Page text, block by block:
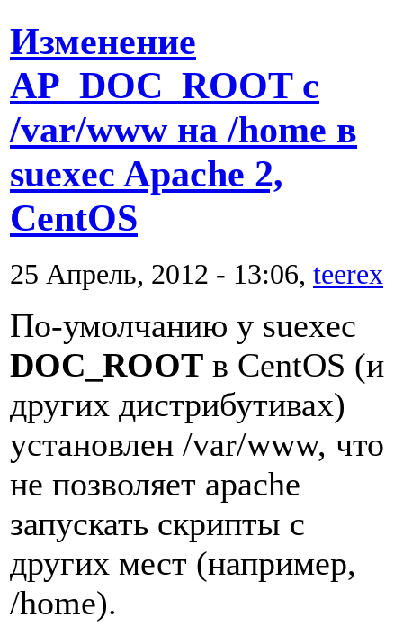
Изменение
AP_DOC_ROOT с
/var/www на /home в
suexec Apache 2,
CentOS
25 Апрель, 2012 - 13:06, teerex
По-умолчанию у suexec
DOC_ROOT в CentOS (и
других дистрибутивах)
установлен /var/www, что
не позволяет apache
запускать скрипты с
других мест (например,
/home).